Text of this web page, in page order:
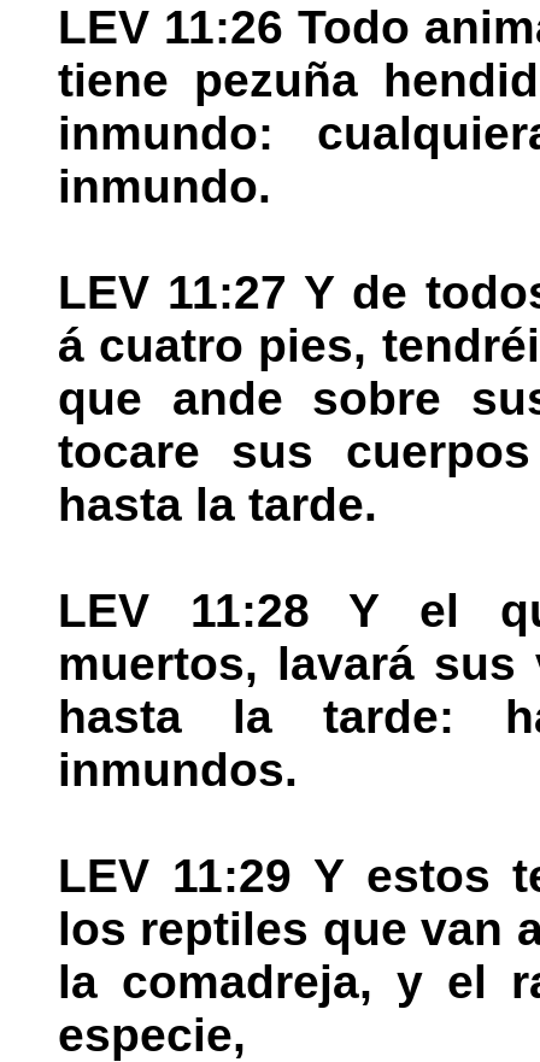
LEV 11:26 Todo
tiene pezuña
inmundo:
inmundo.
LEV 11:27 Y de
á cuatro pies,
que ande sobre
tocare sus
hasta la tarde.
LEV 11:28 Y el
muertos, lavará
hasta la tarde:
inmundos.
LEV 11:29 Y estos
los reptiles que van
la comadreja, y el
especie,